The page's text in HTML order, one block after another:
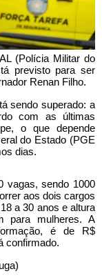
(Polícia Militar do
previsto para ser
Renan Filho.
sendo superado: a
com as últimas
o que depende
do Estado (PGE
dias.
vagas, sendo 1000
aos dois cargos
a 30 anos e altura
para mulheres. A
é de R$
confirmado.